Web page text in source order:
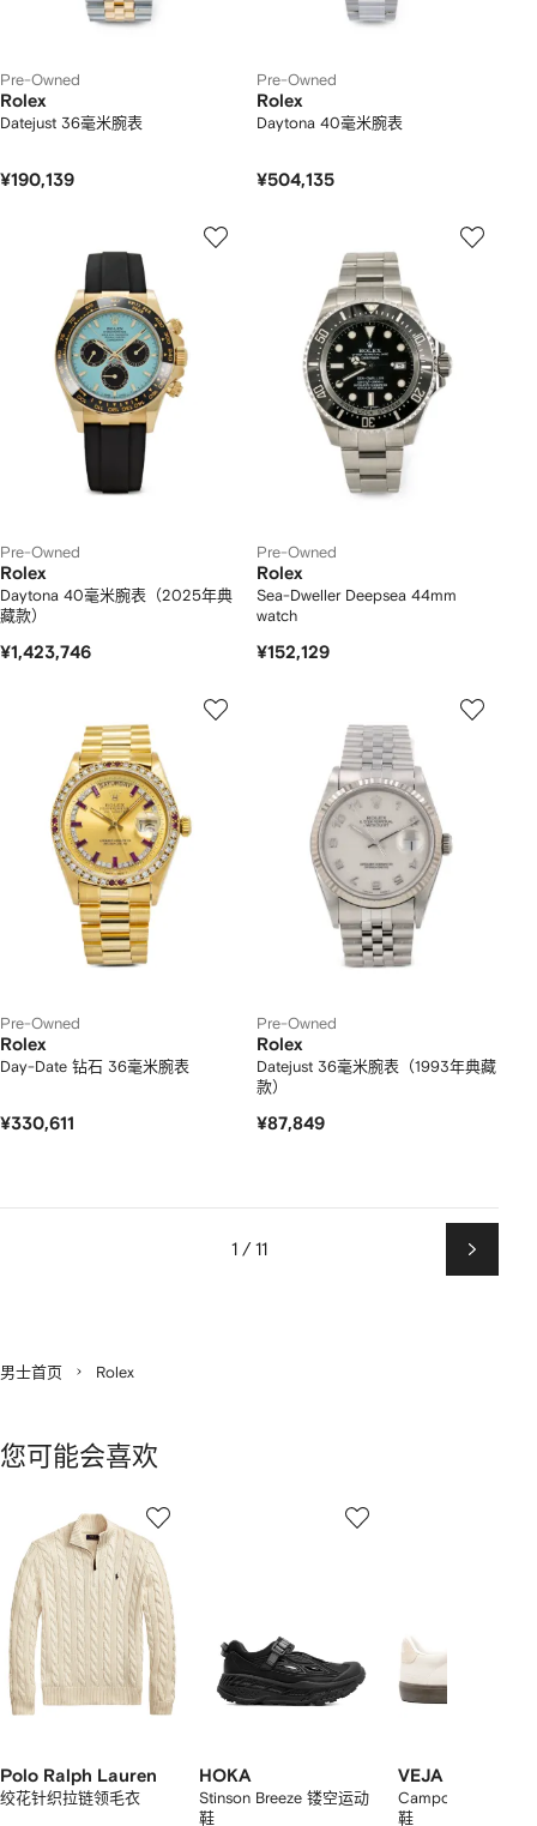
Pre-Owned
Rolex
Datejust 36毫米腕表
¥190,139
Pre-Owned
Rolex
Daytona 40毫米腕表
¥504,135
Pre-Owned
Rolex
Daytona 40毫米腕表（2025年典
藏款）
¥1,423,746
Pre-Owned
Rolex
Sea-Dweller Deepsea 44mm
watch
¥152,129
Pre-Owned
Rolex
Day-Date 钻石 36毫米腕表
¥330,611
Pre-Owned
Rolex
Datejust 36毫米腕表（1993年典藏
款）
¥87,849
1 / 11
下
一
男士首页 Rolex
您可能会喜欢
Polo Ralph Lauren
绞花针织拉链领毛衣
HOKA
Stinson Breeze 镂空运动
鞋
VEJA
Campo bold 绒面
鞋